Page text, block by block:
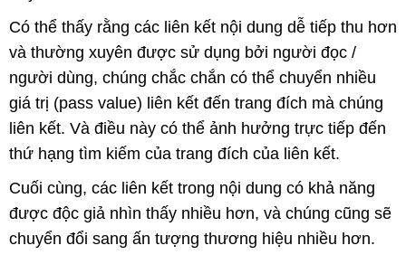
Có thể thấy rằng các liên kết nội dung dễ tiếp thu hơn
và thường xuyên được sử dụng bởi người đọc /
người dùng, chúng chắc chắn có thể chuyển nhiều
giá trị (pass value) liên kết đến trang đích mà chúng
liên kết. Và điều này có thể ảnh hưởng trực tiếp đến
thứ hạng tìm kiếm của trang đích của liên kết.
Cuối cùng, các liên kết trong nội dung có khả năng
được độc giả nhìn thấy nhiều hơn, và chúng cũng sẽ
chuyển đổi sang ấn tượng thương hiệu nhiều hơn.